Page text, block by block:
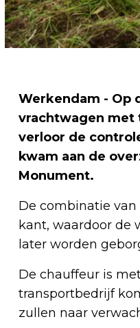
Werkendam - Op
vrachtwagen met
verloor de
kwam aan de
Monument.
De combinatie
kant, waardoor de
later worden
De chauffeur is
transportbedrijf
zullen naar